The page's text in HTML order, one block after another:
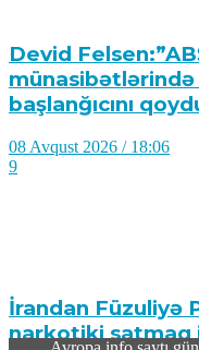
Devid
başlanğıcını
08 Avqust 2026 / 18:06
9
İrandan Füzuliyə
narkotiki satmaq